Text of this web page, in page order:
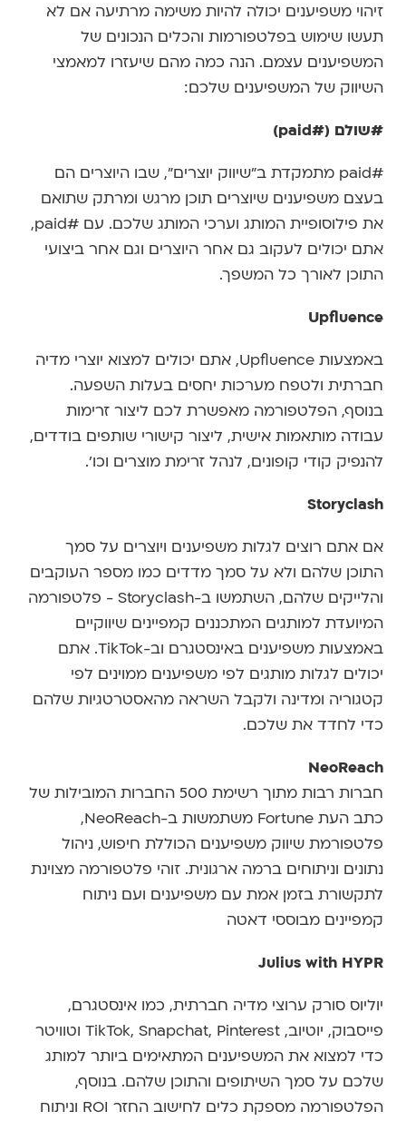
זיהוי משפיענים יכולה להיות משימה מרתיעה אם לא
תעשו שימוש בפלטפורמות והכלים הנכונים של
המשפיענים עצמם. הנה כמה מהם שיעזרו למאמצי
השיווק של המשפיענים שלכם:
#שולם (#paid
)
#paid מתמקדת ב"שיווק יוצרים", שבו היוצרים הם
בעצם משפיענים שיוצרים תוכן מרגש ומרתק שתואם
את פילוסופיית המותג וערכי המותג שלכם. עם #paid,
אתם יכולים לעקוב גם אחר היוצרים וגם אחר ביצועי
התוכן לאורך כל המשפך.
Upfluence
באמצעות Upfluence, אתם יכולים למצוא יוצרי מדיה
חברתית ולטפח מערכות יחסים בעלות השפעה.
בנוסף, הפלטפורמה מאפשרת לכם ליצור זרימות
עבודה מותאמות אישית, ליצור קישורי שותפים בודדים,
להנפיק קודי קופונים, לנהל זרימת מוצרים וכו'.
Storyclash
אם אתם רוצים לגלות משפיענים ויוצרים על סמך
התוכן שלהם ולא על סמך מדדים כמו מספר העוקבים
והלייקים שלהם, השתמשו ב-Storyclash - פלטפורמה
המיועדת למותגים המתכננים קמפיינים שיווקיים
באמצעות משפיענים באינסטגרם וב-TikTok. אתם
יכולים לגלות מותגים לפי משפיענים ממוינים לפי
קטגוריה ומדינה ולקבל השראה מהאסטרטגיות שלהם
כדי לחדד את שלכם.
NeoReach
חברות רבות מתוך רשימת 500 החברות המובילות של
כתב העת Fortune משתמשות ב-NeoReach,
פלטפורמת שיווק משפיענים הכוללת חיפוש, ניהול
נתונים וניתוחים ברמה ארגונית. זוהי פלטפורמה מצוינת
לתקשורת בזמן אמת עם משפיענים ועם ניתוח
קמפיינים מבוססי דאטה
Julius with HYPR
יוליוס סורק ערוצי מדיה חברתית, כמו אינסטגרם,
פייסבוק, יוטיוב, TikTok, Snapchat, Pinterest וטוויטר
כדי למצוא את המשפיענים המתאימים ביותר למותג
שלכם על סמך השיתופים והתוכן שלהם. בנוסף,
הפלטפורמה מספקת כלים לחישוב החזר ROI וניתוח